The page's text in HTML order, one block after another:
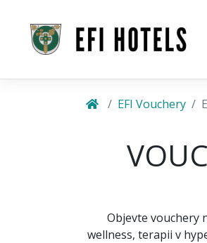
EFI Vouchery
Objevte vouchery
wellness, terapii v